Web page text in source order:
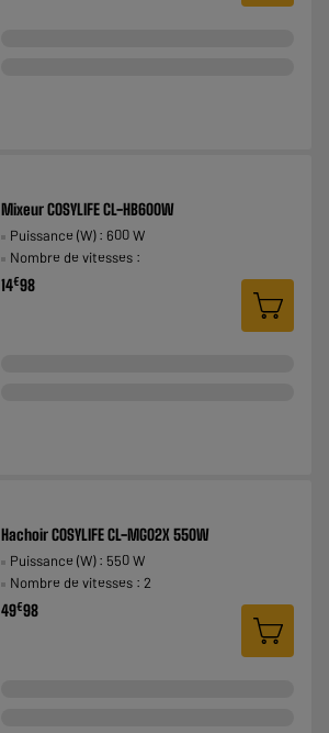
Mixeur COSYLIFE CL-HB600W
Puissance (W) : 600 W
Nombre de vitesses :
14€98
Hachoir COSYLIFE CL-MG02X 550W
Puissance (W) : 550 W
Nombre de vitesses : 2
49€98